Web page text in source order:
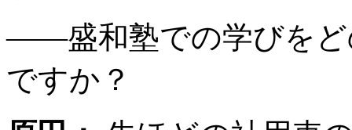
――盛和塾での学びをど
ですか？